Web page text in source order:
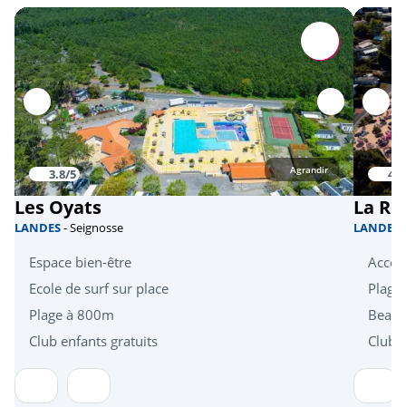
Paintball <1km
ULM <12km
Disc-golf <7km
Culture et patrimoine
Promenade fleurie <1km
Maison du Patrimoine <2km
Arène <6km
Ecomusée de Marquèze <43km
3.8/5 Agrandir
Les Oyats
LANDES- Seignosse
Espace bien-être
Ecole de surf sur place
Plage à 800m
Club enfants gratuits
4/5
La
LANDES
Beau
Club